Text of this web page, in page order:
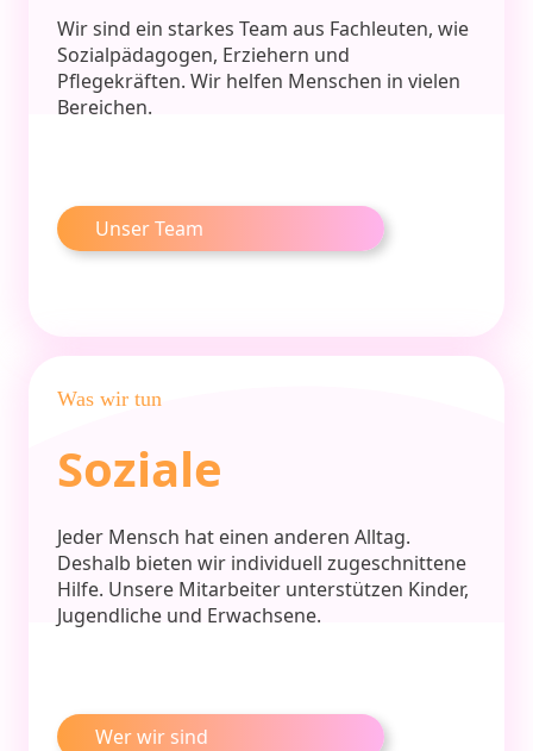
Wir sind ein starkes Team aus Fachleuten, wie
Sozialpädagogen, Erziehern und
Pflegekräften. Wir helfen Menschen in vielen
Bereichen.
Unser Team
Was wir tun
Soziale
Jeder Mensch hat einen anderen Alltag.
Deshalb bieten wir individuell zugeschnittene
Hilfe. Unsere Mitarbeiter unterstützen Kinder,
Jugendliche und Erwachsene.
Wer wir sind